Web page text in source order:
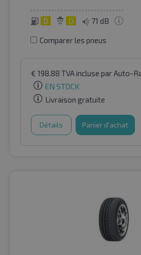
D D 71 dB
Comparer les pneus
€ 198.88 TVA incluse par Auto-
EN STOCK
Livraison gratuite
Détails Panier d'achat